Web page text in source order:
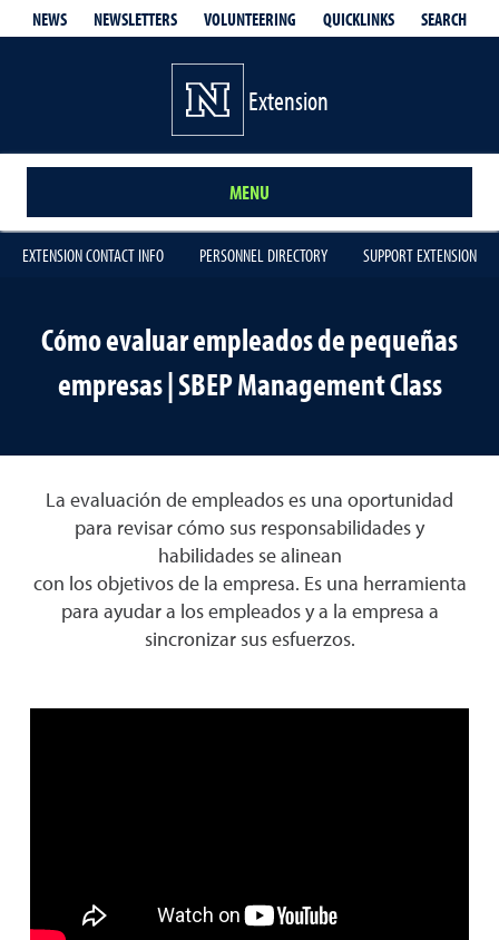
NEWS NEWSLETTERS VOLUNTEERING QUICKLINKS SEARCH
Extension
MENU
EXTENSION CONTACT INFO PERSONNEL DIRECTORY SUPPORT EXTENSION
Cómo evaluar empleados de pequeñas
empresas | SBEP Management Class
La evaluación de empleados es una oportunidad
para revisar cómo sus responsabilidades y
habilidades se alinean
con los objetivos de la empresa. Es una herramienta
para ayudar a los empleados y a la empresa a
sincronizar sus esfuerzos.